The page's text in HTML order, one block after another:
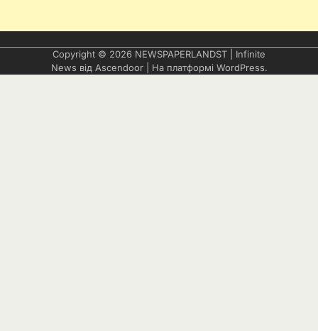
Copyright © 2026 NEWSPAPERLANDST | Infinite
News від Ascendoor| На платформі WordPress.